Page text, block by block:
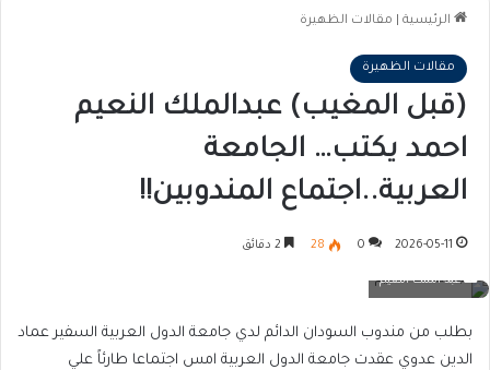
الرئيسية مقالات الظهيرة
مقالات الظهيرة
(قبل المغيب) عبدالملك النعيم
احمد يكتب… الجامعة
العربية..اجتماع المندوبين!!
2026-05-11
0
28
عبد الملك النعيم
بطلب من مندوب السودان الدائم لدي جامعة الدول العربية السفير عماد
الدين عدوي عقدت جامعة الدول العربية امس اجتماعا طارئاً علي